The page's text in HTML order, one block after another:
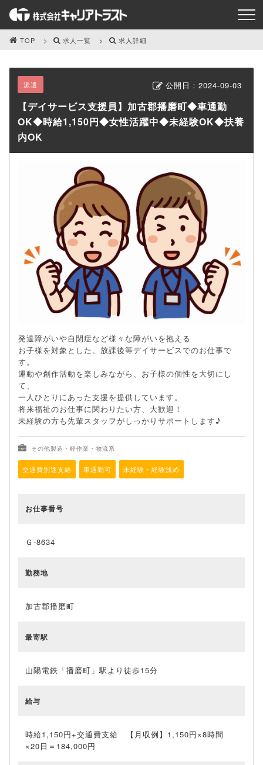
TOP 求人一覧 求人詳細
公開日：2024-09-03
派遣
【デイサービス支援員】加古郡播磨町◆車通勤
OK◆時給1,150円◆女性活躍中◆未経験OK◆扶養
内OK
発達障がいや自閉症など様々な障がいを抱える
お子様を対象とした、放課後等デイサービスでのお仕事で
す。
運動や創作活動を楽しみながら、お子様の個性を大切にし
て、
一人ひとりにあった支援を提供しています。
将来福祉のお仕事に関わりたい方、大歓迎！
未経験の方も先輩スタッフがしっかりサポートします♪
その他製造・軽作業・物流系
交通費別途支給 車通勤可 未経験・経験浅め
お仕事番号
Ｇ-8634
勤務地
加古郡播磨町
最寄駅
山陽電鉄「播磨町」駅より徒歩15分
給与
時給1,150円+交通費支給 【月収例】1,150円×8時間
×20日＝184,000円